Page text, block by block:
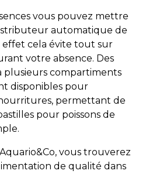
vous pouvez mettre
automatique de
cela évite tout sur
votre absence. Des
plusieurs compartiments
disponibles pour
permettant de
pour poissons de
vous trouverez
de qualité dans